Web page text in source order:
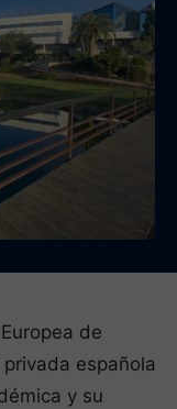
de
española
y su